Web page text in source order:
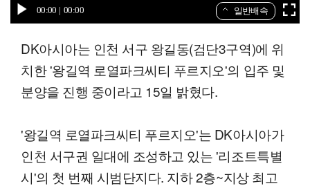
00:00 00:00 일반배속
DK아시아는 인천 서구 왕길동(검단3구역)에 위
치한 '왕길역 로열파크씨티 푸르지오'의 입주 및
분양을 진행 중이라고 15일 밝혔다.
'왕길역 로열파크씨티 푸르지오'는 DK아시아가
인천 서구권 일대에 조성하고 있는 '리조트특별
시'의 첫 번째 시범단지다. 지하 2층~지상 최고